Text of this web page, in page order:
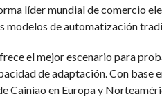
líder mundial de comercio
modelos de automatización
el mejor escenario para
de adaptación. Con base
Cainiao en Europa y